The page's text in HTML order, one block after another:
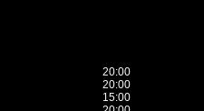
20:00
20:00
15:00